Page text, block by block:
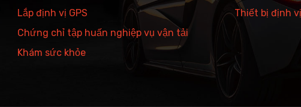
Lắp định vị GPS
Chứng chỉ tập huấn nghiệp vụ vận tải
Khám sức khỏe
Thiết bị định vị